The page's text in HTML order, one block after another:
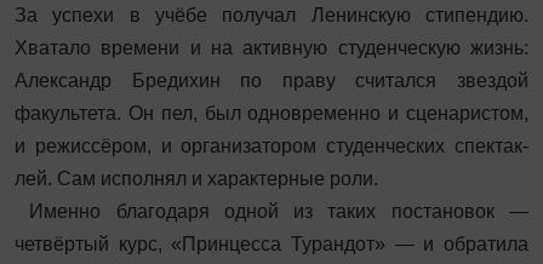
За успехи в учёбе получал Ленинскую стипендию.
Хватало времени и на активную студенческую жизнь:
Александр Бредихин по праву считался звездой
факультета. Он пел, был одновременно и сценаристом,
и режиссёром, и организатором студенческих спектак­
лей. Сам исполнял и характерные роли.
Именно благодаря одной из таких постановок —
четвёртый курс, «Принцесса Турандот» — и обратила